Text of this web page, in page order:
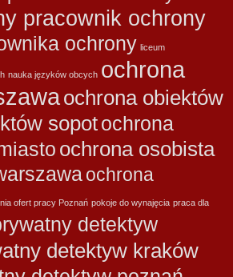
pracownik ochrony
ochrony liceum
nauka języków obcych ochrona
ochrona obiektów
sopotochrona
ochrona osobista
ochrona
ofert pracy Poznań pokoje do wynajęcia praca dla
detektyw
detektyw kraków